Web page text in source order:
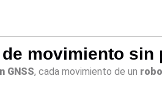
movimiento
GNSS, cada movimiento de un